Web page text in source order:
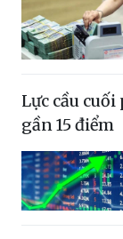
Lực cầu
gần 15 điểm